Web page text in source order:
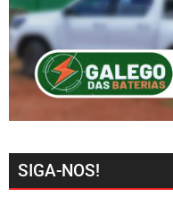
SIGA-NOS!